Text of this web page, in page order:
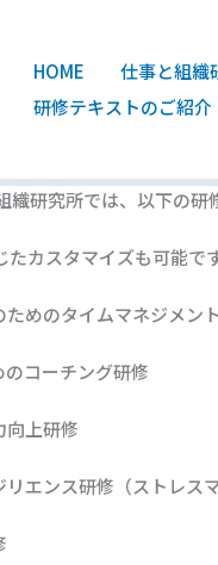
HOME 仕事と組織
研修テキストのご紹介
研究所では、以下の研
カスタマイズも可能です
めのタイムマネジメン
コーチング研修
向上研修
エンス研修（ストレス